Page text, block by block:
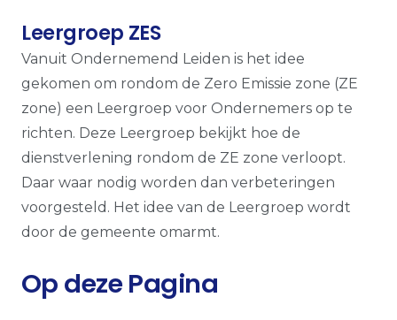
Leergroep ZES
Vanuit Ondernemend Leiden is het idee
gekomen om rondom de Zero Emissie zone (ZE
zone) een Leergroep voor Ondernemers op te
richten. Deze Leergroep bekijkt hoe de
dienstverlening rondom de ZE zone verloopt.
Daar waar nodig worden dan verbeteringen
voorgesteld. Het idee van de Leergroep wordt
door de gemeente omarmt.
Op deze Pagina